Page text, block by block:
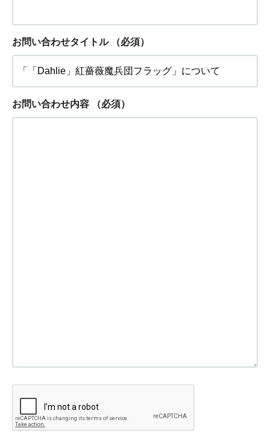
お問い合わせタイトル （必須）
お問い合わせ内容 （必須）